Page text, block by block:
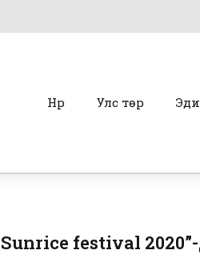
Нүүр Улс төр
festival